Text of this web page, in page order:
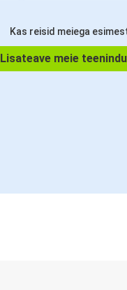
Kas reisid meiega
Lisateave meie